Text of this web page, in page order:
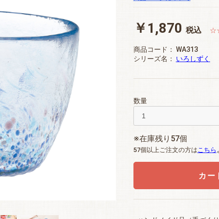
￥1,870 税込
商品コード： WA313
シリーズ名： いろしずく
数量
※在庫残り57個
57個以上ご注文の方はこちら
カー